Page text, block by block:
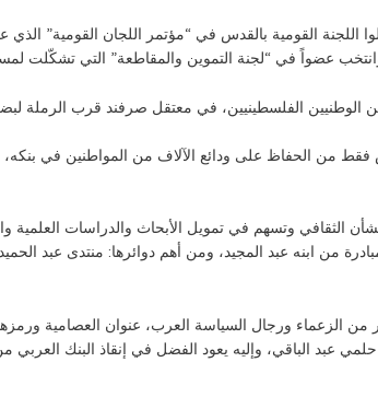
وانتخب عضواً في “لجنة التموين والمقاطعة” التي تشكّلت
وسط الانهيار العام، ليس فقط من الحفاظ على ودائع الآلاف من
وتسهم في تمويل الأبحاث والدراسات العلمية
شومان” بالفعل سنة 1978 في عمّان بمبادرة من ابنه عبد المجيد، ومن أهم
الزعماء ورجال السياسة العرب، عنوان العصامية ورمزها،
عبد الباقي، وإليه يعود الفضل في إنقاذ البنك العربي